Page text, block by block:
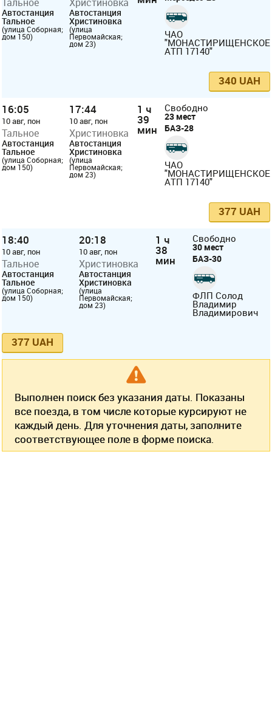
Автостанция
Тальное
(улица Соборная;
дом 150)
Автостанция
Христиновка
(улица
Первомайская;
дом 23)
ЧАО
"МОНАСТИРИЩЕНСКОЕ
АТП 17140"
340 UAH
16:05
10 авг, пон
Тальное
Автостанция
Тальное
(улица Соборная;
дом 150)
17:44
10 авг, пон
Христиновка
Автостанция
Христиновка
(улица
Первомайская;
дом 23)
1 ч
39
мин
Свободно
23 мест
БАЗ-28
ЧАО
"МОНАСТИРИЩЕНСКОЕ
АТП 17140"
377 UAH
18:40
10 авг, пон
Тальное
Автостанция
Тальное
(улица Соборная;
дом 150)
20:18
10 авг, пон
Христиновка
Автостанция
Христиновка
(улица
Первомайская;
дом 23)
1 ч
38
мин
Свободно
30 мест
БАЗ-30
ФЛП Солод
Владимир
Владимирович
377 UAH
Выполнен поиск без указания даты. Показаны
все поезда, в том числе которые курсируют не
каждый день. Для уточнения даты, заполните
соответствующее поле в форме поиска.